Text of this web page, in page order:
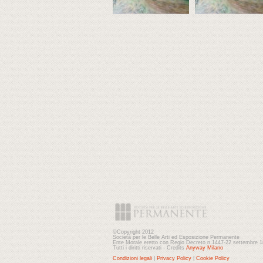
©Copyright 2012
Società per le Belle Arti ed Esposizione Permanente
Ente Morale eretto con Regio Decreto n.1447-22 settembre
Tutti i diritti riservati - Credits Anyway Milano
Condizioni legali
Privacy Policy Cookie Policy